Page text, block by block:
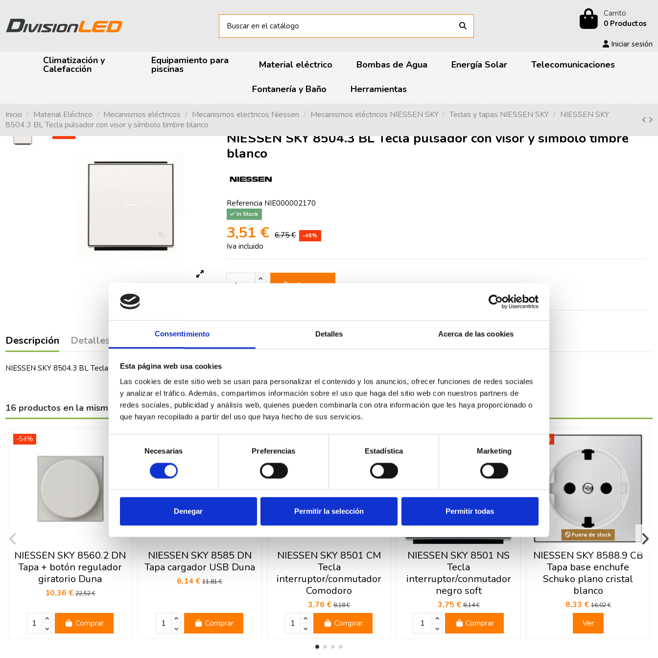
Consentimiento Detalles Acerca de las cookies
Esta página web usa cookies
Las cookies de este sitio web se usan para personalizar el contenido y los anuncios, ofrecer funciones de redes sociales
y analizar el tráfico. Además, compartimos información sobre el uso que haga del sitio web con nuestros partners de
redes sociales, publicidad y análisis web, quienes pueden combinarla con otra información que les haya proporcionado o
que hayan recopilado a partir del uso que haya hecho de sus servicios.
consentimiento
Necesarias Preferencias Estadística Marketing
Denegar Permitir la selección Permitir todas
Carrito
0 Productos
Iniciar sesión
Climatización y
Calefacción
Equipamiento para
piscinas Material eléctrico Bombas de Agua Energía Solar Telecomunicaciones
Fontanería y Baño Herramientas
Inicio Material Eléctrico Mecanismos eléctricos Mecanismos electricos Niessen Mecanismos eléctricos NIESSEN SKY Teclas y tapas NIESSEN SKY
NIESSEN SKY
8504.3 BL Tecla pulsador con visor y símbolo timbre blanco
NIESSEN SKY 8504.3 BL Tecla pulsador con visor y símbolo timbre
blanco
Referencia NIE000002170
In Stock
3,51 € 6,75 € -48%
Iva incluido
Comprar
Descripción Detalles del producto Comentarios
NIESSEN SKY 8504.3 BL Tecla pulsador con visor y símbolo timbre blanco
16 productos en la misma categoría:
-54%
NIESSEN SKY 8560.2 DN
Tapa + botón regulador
giratorio Duna
10,36 € 22,52 €
Comprar
NIESSEN SKY 8585 DN
Tapa cargador USB Duna
6,14 €11,81 €
Comprar
NIESSEN SKY 8501 CM
Tecla
interruptor/conmutador
Comodoro
3,76 €8,18 €
Comprar
NIESSEN SKY 8501 NS
Tecla
interruptor/conmutador
negro soft
3,75 €8,14 €
Comprar
-48%
Fuera de stock
NIESSEN SKY 8588.9 CB
Tapa base enchufe
Schuko plano cristal
blanco
8,33 €16,02 €
Ver